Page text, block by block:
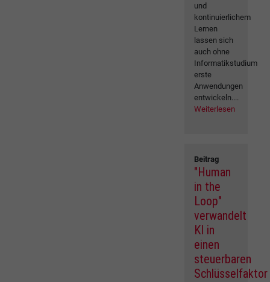
und
kontinuierlichem
Lernen
lassen sich
auch ohne
Informatikstudium
erste
Anwendungen
entwickeln....
Weiterlesen
Beitrag
"Human
in the
Loop"
verwandelt
KI in
einen
steuerbaren
Schlüsselfaktor